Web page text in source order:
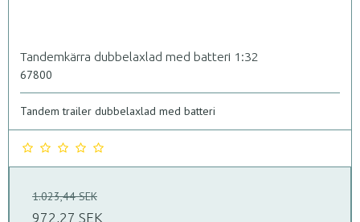
Tandemkärra dubbelaxlad med batteri 1:32
67800
Tandem trailer dubbelaxlad med batteri
1.023,44 SEK
972,27 SEK